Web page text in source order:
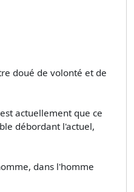
doué de volonté et de
actuellement que ce
débordant l'actuel,
dans l'homme